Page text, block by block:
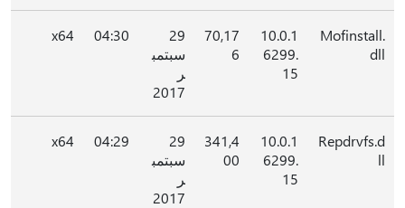
Mofinstall.
dll
10.0.1
6299.
15
70,17
6
29
سبتمب
ر
2017
04:30
x64
Repdrvfs.d
ll
10.0.1
6299.
15
341,4
00
29
سبتمب
ر
2017
04:29
x64